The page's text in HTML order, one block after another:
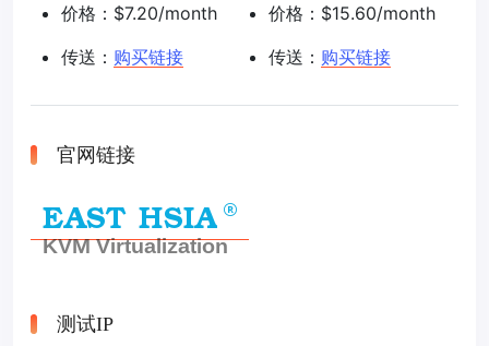
价格：$7.20/month
传送： 购买链接
价格：$15.60/month
传送： 购买链接
官网链接
测试IP